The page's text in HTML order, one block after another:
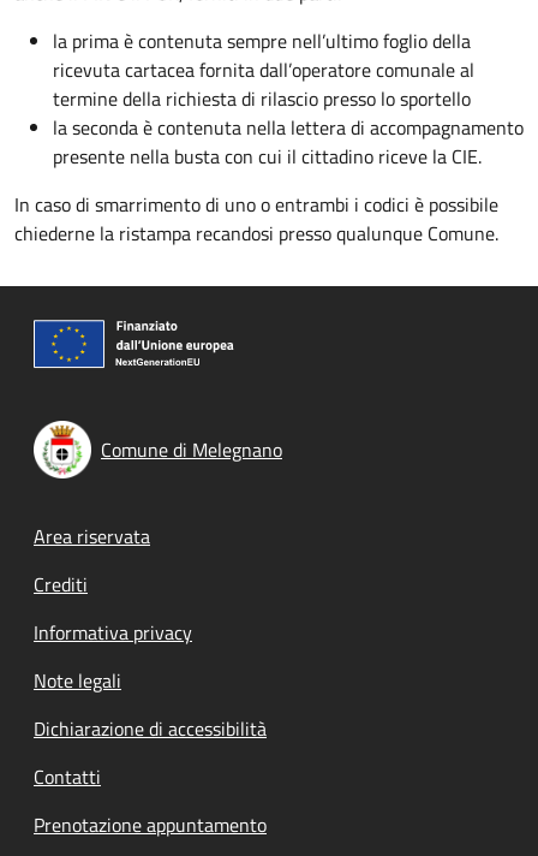
la prima è contenuta sempre nell’ultimo foglio della
ricevuta cartacea fornita dall’operatore comunale al
termine della richiesta di rilascio presso lo sportello
la seconda è contenuta nella lettera di accompagnamento
presente nella busta con cui il cittadino riceve la CIE.
In caso di smarrimento di uno o entrambi i codici è possibile
chiederne la ristampa recandosi presso qualunque Comune.
Comune di Melegnano
Footer menu
Area riservata
Crediti
Informativa privacy
Note legali
Dichiarazione di accessibilità
Contatti
Prenotazione appuntamento